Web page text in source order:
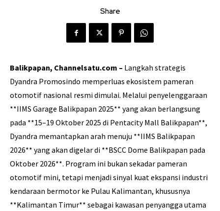
Share
Balikpapan, Channelsatu.com – Langkah strategis
Dyandra Promosindo memperluas ekosistem pameran
otomotif nasional resmi dimulai. Melalui penyelenggaraan
**IIMS Garage Balikpapan 2025** yang akan berlangsung
pada **15–19 Oktober 2025 di Pentacity Mall Balikpapan**,
Dyandra memantapkan arah menuju **IIMS Balikpapan
2026** yang akan digelar di **BSCC Dome Balikpapan pada
Oktober 2026**. Program ini bukan sekadar pameran
otomotif mini, tetapi menjadi sinyal kuat ekspansi industri
kendaraan bermotor ke Pulau Kalimantan, khususnya
**Kalimantan Timur** sebagai kawasan penyangga utama